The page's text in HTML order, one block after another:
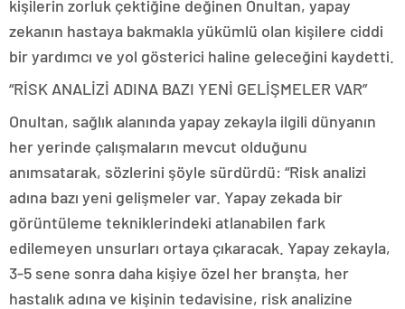
kişilerin zorluk çektiğine değinen Onultan, yapay
zekanın hastaya bakmakla yükümlü olan kişilere ciddi
bir yardımcı ve yol gösterici haline geleceğini kaydetti.
“RİSK ANALİZİ ADINA BAZI YENİ GELİŞMELER VAR”
Onultan, sağlık alanında yapay zekayla ilgili dünyanın
her yerinde çalışmaların mevcut olduğunu
anımsatarak, sözlerini şöyle sürdürdü: “Risk analizi
adına bazı yeni gelişmeler var. Yapay zekada bir
görüntüleme tekniklerindeki atlanabilen fark
edilemeyen unsurları ortaya çıkaracak. Yapay zekayla,
3-5 sene sonra daha kişiye özel her branşta, her
hastalık adına ve kişinin tedavisine, risk analizine